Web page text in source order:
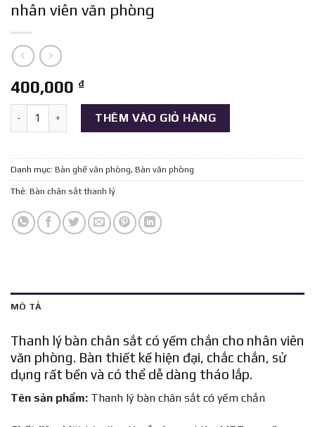
nhân viên văn phòng
400,000 ₫
Thanh lý bàn chân sắt có yếm chắn cho nhân viên văn phòng
THÊM VÀO GIỎ HÀNG
Danh mục: Bàn ghế văn phòng, Bàn văn phòng
Thẻ: Bàn chân sắt thanh lý
MÔ TẢ
Thanh lý bàn chân sắt có yếm chắn cho nhân viên
văn phòng. Bàn thiết kế hiện đại, chắc chắn, sử
dụng rất bền và có thể dễ dàng tháo lắp.
Tên sản phẩm: Thanh lý bàn chân sắt có yếm chắn